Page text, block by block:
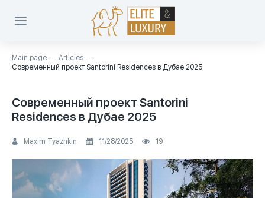
Main page
Articles
Современный проект Santorini Residences в Дубае 2025
Современный проект Santorini
Residences в Дубае 2025
Maxim Tyazhkin 11/28/2025 19